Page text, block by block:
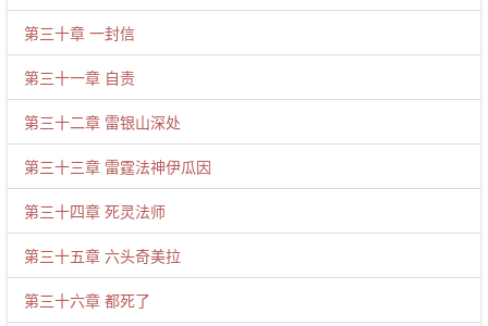
第三十章 一封信
第三十一章 自责
第三十二章 雷银山深处
第三十三章 雷霆法神伊瓜因
第三十四章 死灵法师
第三十五章 六头奇美拉
第三十六章 都死了